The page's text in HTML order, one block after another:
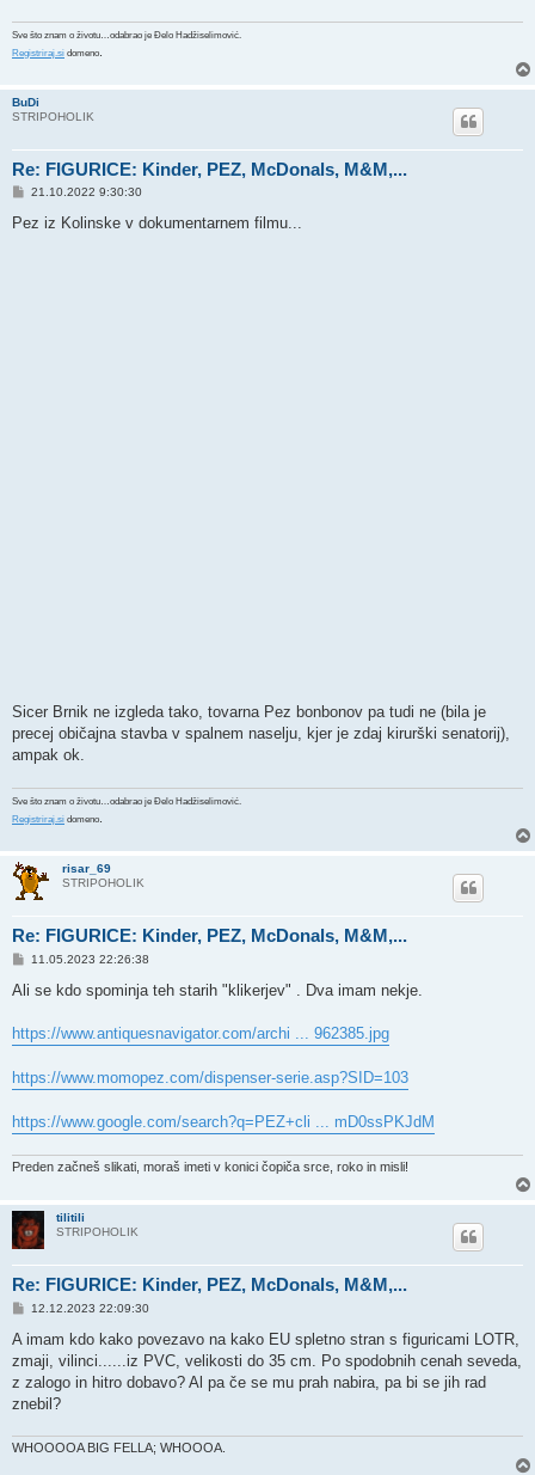
Sve što znam o životu…odabrao je Đelo Hadžiselimović.
Registriraj.si domeno
BuDi
STRIPOHOLIK
Re: FIGURICE: Kinder, PEZ, McDonals, M&M,...
P
s
21.10.2022 9:30:30
Pez iz Kolinske v dokumentarnem filmu...
Sicer Brnik ne izgleda tako, tovarna Pez bonbonov pa tudi ne (bila je
precej običajna stavba v spalnem naselju, kjer je zdaj kirurški senatorij),
ampak ok.
Sve što znam o životu…odabrao je Đelo Hadžiselimović.
Registriraj.si domeno
risar_69
STRIPOHOLIK
Re: FIGURICE: Kinder, PEZ, McDonals, M&M,...
P
s
11.05.2023 22:26:38
Ali se kdo spominja teh starih "klikerjev" . Dva imam nekje.
https://www.antiquesnavigator.com/archi ... 962385.jpg
https://www.momopez.com/dispenser-serie.asp?SID=103
https://www.google.com/search?q=PEZ+cli ... mD0ssPKJdM
Preden začneš slikati, moraš imeti v konici čopiča srce, roko in misli!
tilitili
STRIPOHOLIK
Re: FIGURICE: Kinder, PEZ, McDonals, M&M,...
P
s
12.12.2023 22:09:30
A imam kdo kako povezavo na kako EU spletno stran s figuricami LOTR,
zmaji, vilinci......iz PVC, velikosti do 35 cm. Po spodobnih cenah seveda,
z zalogo in hitro dobavo? Al pa če se mu prah nabira, pa bi se jih rad
znebil?
WHOOOOA BIG FELLA; WHOOOA.